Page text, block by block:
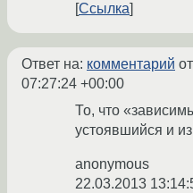
Ссылка
Ответ на: комментарий
07:27:24 +00:00
То, что
устоявшийся и
anonymous
22.03.2013